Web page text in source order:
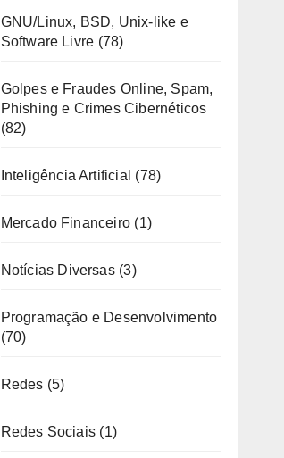
GNU/Linux, BSD, Unix-like e
Software Livre (78)
Golpes e Fraudes Online, Spam,
Phishing e Crimes Cibernéticos
(82)
Inteligência Artificial (78)
Mercado Financeiro (1)
Notícias Diversas(3)
Programação e Desenvolvimento
(70)
Redes (5)
Redes Sociais (1)